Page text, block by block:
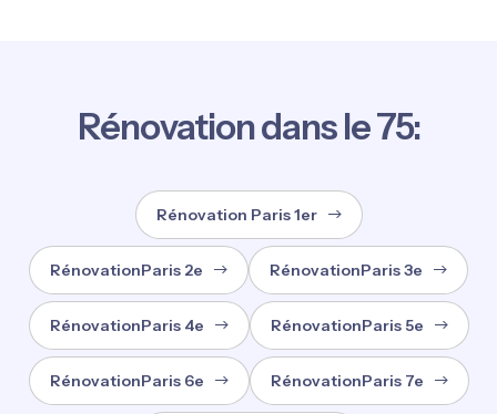
Rénovation dans le 75:
Rénovation Paris 1er
RénovationParis 2e RénovationParis 3e
RénovationParis 4e RénovationParis 5e
RénovationParis 6e RénovationParis 7e